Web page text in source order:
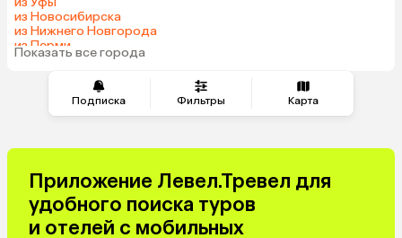
Подписка Фильтры Карта
из Новосибирска
из Нижнего Новгорода
из Перми
из Челябинска
Показать все города
Приложение Левел.Тревел для
удобного поиска туров
и отелей с мобильных